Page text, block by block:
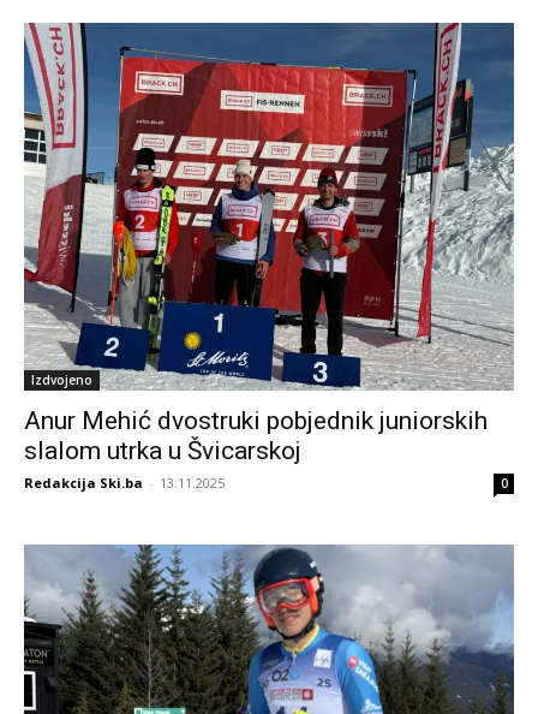
Izdvojeno
Anur Mehić dvostruki pobjednik juniorskih
slalom utrka u Švicarskoj
Redakcija Ski.ba - 13.11.2025 0